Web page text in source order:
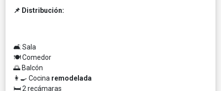
📌 Distribución:
🛋️ Sala
🍽️ Comedor
🌅 Balcón
👩‍🍳 Cocina remodelada
🛏️ 2 recámaras